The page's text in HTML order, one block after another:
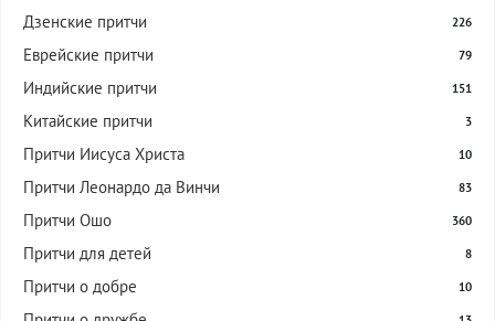
Дзенские притчи 226
Еврейские притчи 79
Индийские притчи 151
Китайские притчи 3
Притчи Иисуса Христа 10
Притчи Леонардо да Винчи 83
Притчи Ошо 360
Притчи для детей 8
Притчи о добре 10